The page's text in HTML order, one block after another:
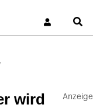
wird